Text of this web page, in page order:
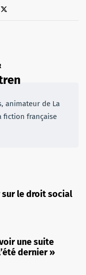
animateur de La
fiction française
sur le droit social
une suite
dernier »